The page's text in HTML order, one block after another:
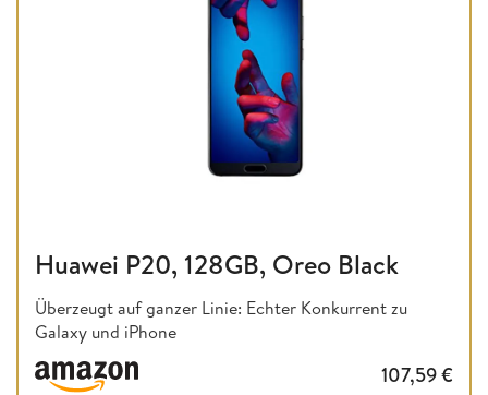
Huawei P20, 128GB, Oreo Black
Überzeugt auf ganzer Linie: Echter Konkurrent zu
Galaxy und iPhone
107,59€